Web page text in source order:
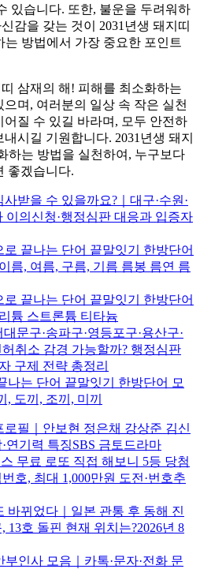
있습니다. 또한, 불운을 두려워하
감을 갖는 것이 2031년생 돼지띠
방법에서 가장 중요한 포인트
삼재의 해! 피해를 최소화하는
며, 여러분의 일상 속 작은 실천
질 수 있길 바라며, 모두 안전하
시길 기원합니다. 2031년생 돼지
하는 방법을 실천하여, 누구보다
좋겠습니다.
받을 수 있을까요?｜대구·수원·
이의신청·행정심판 대응과 입증자
끝나는 단어 끝말잇기 한방단어
름, 여름, 구름, 기름 름봉 름연 름
끝나는 단어 끝말잇기 한방단어
튬 스트론튬 티타늄
문구·송파구·영등포구·용산구·
취소 감경 가능할까? 행정심판
구제 전략 총정리
나는 단어 끝말잇기 한방단어 모
도끼, 조끼, 미끼
필｜안보현 정은채 강상준 김신
연기력 특징SBS 금토드라마
무료 로또 직접 해보니 5등 당첨
번호, 최대 1,000만원 도전·번호추
바뀌었다｜일본 관통 후 동해 진
13호 돌핀 현재 위치는?2026년 8
부인사 모음｜카톡·문자·전화 문